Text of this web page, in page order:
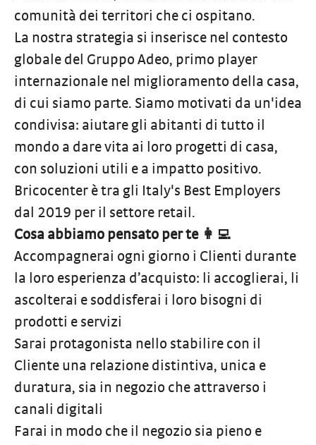
comunità dei territori che ci ospitano.
La nostra strategia si inserisce nel contesto
globale del Gruppo Adeo, primo player
internazionale nel miglioramento della casa,
di cui siamo parte. Siamo motivati da un'idea
condivisa: aiutare gli abitanti di tutto il
mondo a dare vita ai loro progetti di casa,
con soluzioni utili e a impatto positivo.
Bricocenter è tra gli Italy's Best Employers
dal 2019 per il settore retail.
Cosa abbiamo pensato per te 👩‍💻
Accompagnerai ogni giorno i Clienti durante
la loro esperienza d’acquisto: li accoglierai, li
ascolterai e soddisferai i loro bisogni di
prodotti e servizi
Sarai protagonista nello stabilire con il
Cliente una relazione distintiva, unica e
duratura, sia in negozio che attraverso i
canali digitali
Farai in modo che il negozio sia pieno e